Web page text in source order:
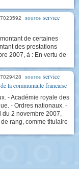
source service
de certaines
des prestations
2007, à : En vertu de
source service
la communaute francaise
- Académie royale des
- Ordres nationaux. -
du 2 novembre 2007,
rang, comme titulaire